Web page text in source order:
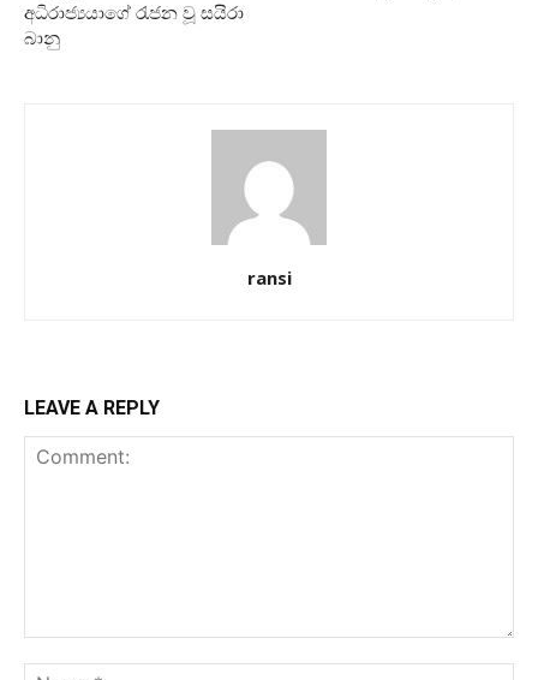
අධිරාජ්‍යයාගේ රැජන වූ සයිරා
බානු
ransi
LEAVE A REPLY